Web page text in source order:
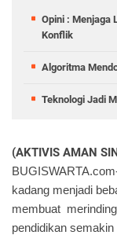
Opini : Menjaga
Konflik
Algoritma
Teknologi Jadi
(AKTIVIS AMAN
kadang menjadi
membuat
pendidikan